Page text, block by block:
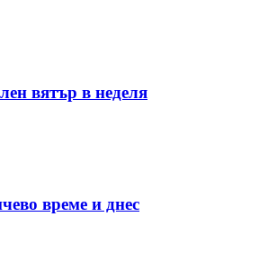
вятър в неделя
време и днес